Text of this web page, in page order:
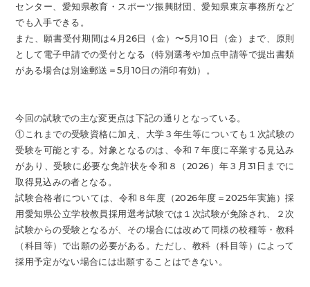
センター、愛知県教育・スポーツ振興財団、愛知県東京事務所など
でも入手できる。
また、願書受付期間は4月26日（金）〜5月10日（金）まで、原則
として電子申請での受付となる（特別選考や加点申請等で提出書類
がある場合は別途郵送＝5月10日の消印有効）。
今回の試験での主な変更点は下記の通りとなっている。
①これまでの受験資格に加え、大学３年生等についても１次試験の
受験を可能とする。対象となるのは、令和７年度に卒業する見込み
があり、受験に必要な免許状を令和８（2026）年３月31日までに
取得見込みの者となる。
試験合格者については、令和８年度（2026年度＝2025年実施）採
用愛知県公立学校教員採用選考試験では１次試験が免除され、２次
試験からの受験となるが、その場合には改めて同様の校種等・教科
（科目等）で出願の必要がある。ただし、教科（科目等）によって
採用予定がない場合には出願することはできない。